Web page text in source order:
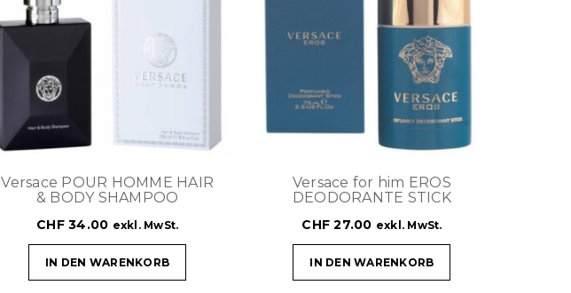
Versace POUR HOMME HAIR
& BODY SHAMPOO
CHF34.00 exkl. MwSt.
IN DEN WARENKORB
Versace for him EROS
DEODORANTE STICK
CHF 27.00 exkl. MwSt.
IN DEN WARENKORB